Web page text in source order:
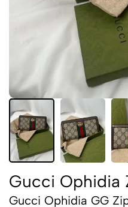
Gucci Ophidia
Gucci Ophidia GG